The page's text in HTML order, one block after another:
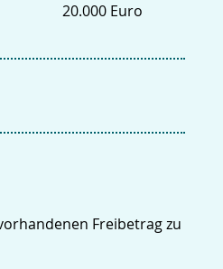
20.000 Euro
Freibetrag zu